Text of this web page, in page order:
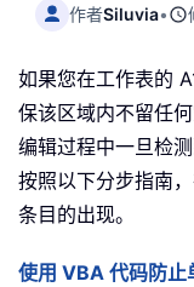
作者Siluvia•
如果您在工作表的
保该区域内不留任
编辑过程中一旦检
按照以下分步指南
条目的出现。
使用 VBA 代码防止